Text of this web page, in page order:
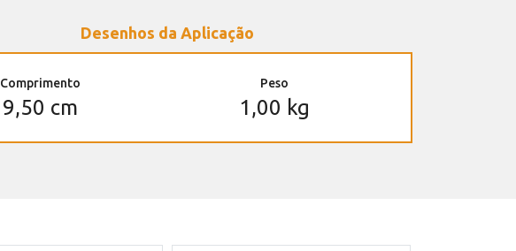
Desenhos da Aplicação
Comprimento
9,50 cm
Peso
1,00 kg